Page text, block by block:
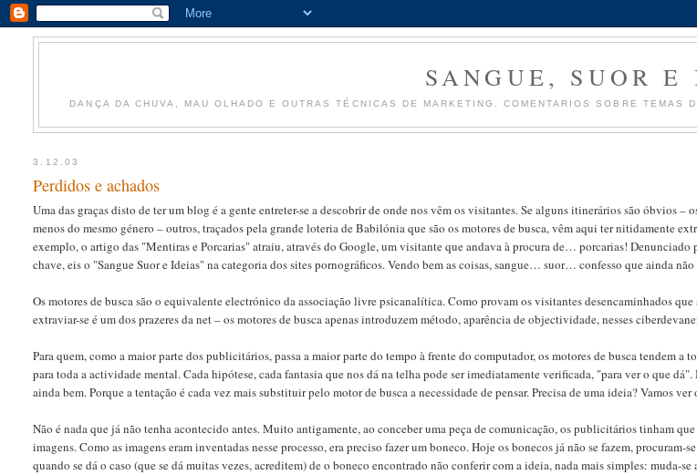
SANGUE, SUOR E
DANÇA DA CHUVA, MAU OLHADO E OUTRAS TÉCNICAS DE MARKETING. COMENTARIOS SOBRE
3.12.03
Perdidos e achados
Uma das graças disto de ter um blog é a gente entreter-se a descobrir de onde nos vêm os visitantes. Se alguns itinerários são óbvios –
menos do mesmo género – outros, traçados pela grande loteria de Babilónia que são os motores de busca, vêm aqui ter nitidamente
exemplo, o artigo das "Mentiras e Porcarias" atraiu, através do Google, um visitante que andava à procura de… porcarias! Denunciado
chave, eis o "Sangue Suor e Ideias" na categoria dos sites pornográficos. Vendo bem as coisas, sangue… suor… confesso que ainda
Os motores de busca são o equivalente electrónico da associação livre psicanalítica. Como provam os visitantes desencaminhados
extraviar-se é um dos prazeres da net – os motores de busca apenas introduzem método, aparência de objectividade, nesses
Para quem, como a maior parte dos publicitários, passa a maior parte do tempo à frente do computador, os motores de busca tendem a
para toda a actividade mental. Cada hipótese, cada fantasia que nos dá na telha pode ser imediatamente verificada, "para ver o que
ainda bem. Porque a tentação é cada vez mais substituir pelo motor de busca a necessidade de pensar. Precisa de uma ideia? Vamos
Não é nada que já não tenha acontecido antes. Muito antigamente, ao conceber uma peça de comunicação, os publicitários tinham
imagens. Como as imagens eram inventadas nesse processo, era preciso fazer um boneco. Hoje os bonecos já não se fazem, procuram-
quando se dá o caso (que se dá muitas vezes, acreditem) de o boneco encontrado não conferir com a ideia, nada mais simples: muda-se